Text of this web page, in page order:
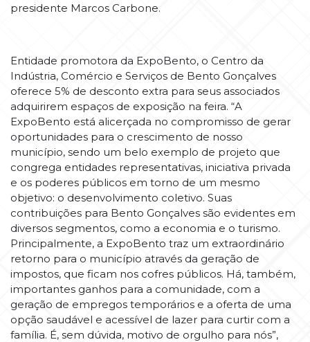
presidente Marcos Carbone.
Entidade promotora da ExpoBento, o Centro da
Indústria, Comércio e Serviços de Bento Gonçalves
oferece 5% de desconto extra para seus associados
adquirirem espaços de exposição na feira. “A
ExpoBento está alicerçada no compromisso de gerar
oportunidades para o crescimento de nosso
município, sendo um belo exemplo de projeto que
congrega entidades representativas, iniciativa privada
e os poderes públicos em torno de um mesmo
objetivo: o desenvolvimento coletivo. Suas
contribuições para Bento Gonçalves são evidentes em
diversos segmentos, como a economia e o turismo.
Principalmente, a ExpoBento traz um extraordinário
retorno para o município através da geração de
impostos, que ficam nos cofres públicos. Há, também,
importantes ganhos para a comunidade, com a
geração de empregos temporários e a oferta de uma
opção saudável e acessível de lazer para curtir com a
família. É, sem dúvida, motivo de orgulho para nós”,